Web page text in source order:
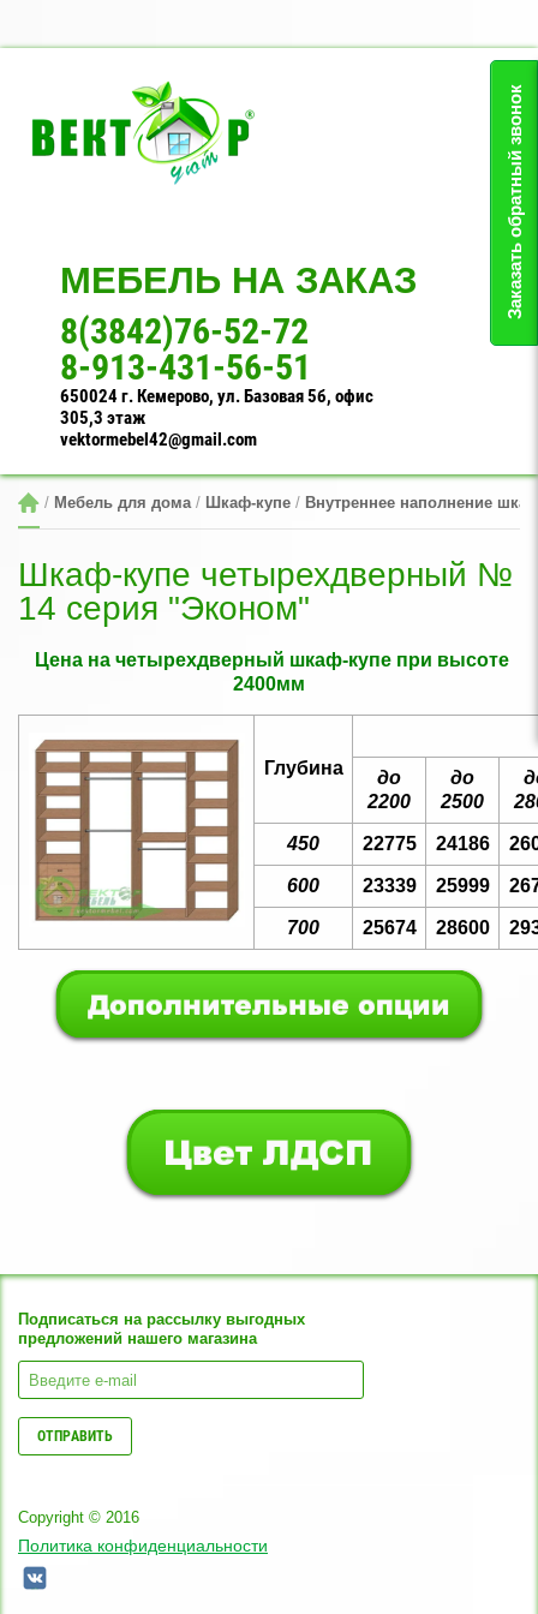
Заказать обратный звонок
МЕБЕЛЬ НА ЗАКАЗ
8(3842)76-52-72
8-913-431-56-51
650024 г. Кемерово, ул. Базовая 5б, офис
305,3 этаж
vektormebel42@gmail.com
/ Мебель для дома / Шкаф-купе / Внутреннее наполнение
Шкаф-купе четырехдверный №
14 серия "Эконом"
Цена на четырехдверный шкаф-купе при высоте
2400мм
Глубина
до
2200
до
2500
450 22775 24186
600 23339 25999
700 25674 28600
Подписаться на рассылку выгодных
предложений нашего магазина
ОТПРАВИТЬ
Copyright © 2016
Политика конфиденциальности